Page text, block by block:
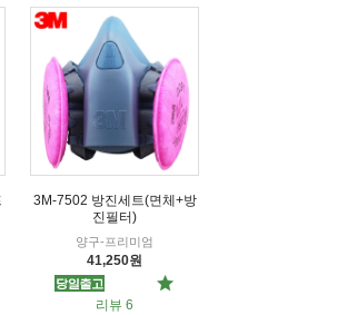
3M-7502 방진세트(면체+방
진필터)
양구-프리미엄
41,250원
리뷰 6